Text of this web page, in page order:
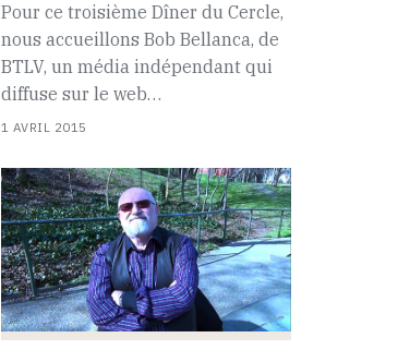
Pour ce troisième Dîner du Cercle,
nous accueillons Bob Bellanca, de
BTLV, un média indépendant qui
diffuse sur le web…
1 AVRIL 2015